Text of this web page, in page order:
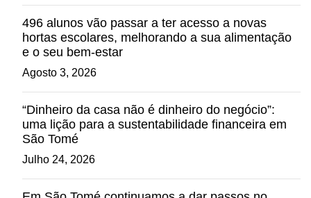
496 alunos vão passar a ter acesso a novas
hortas escolares, melhorando a sua alimentação
e o seu bem-estar
Agosto 3, 2026
“Dinheiro da casa não é dinheiro do negócio”:
uma lição para a sustentabilidade financeira em
São Tomé
Julho 24, 2026